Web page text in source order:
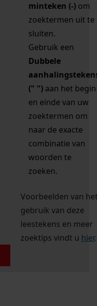
minteken (-) om
zoektermen uit te
sluiten.
Gebruik een
Dubbele
(" ") aan het begin
en einde van uw
zoektermen om
naar de exacte
combinatie van
woorden te
zoeken.
Voorbeelden van
gebruik van deze
leestekens en meer
zoektips vindt u hier.